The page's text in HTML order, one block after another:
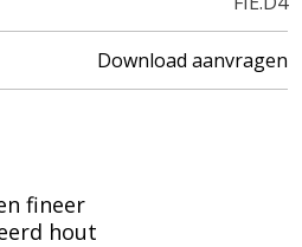
Download aanvragen
fineer
hout